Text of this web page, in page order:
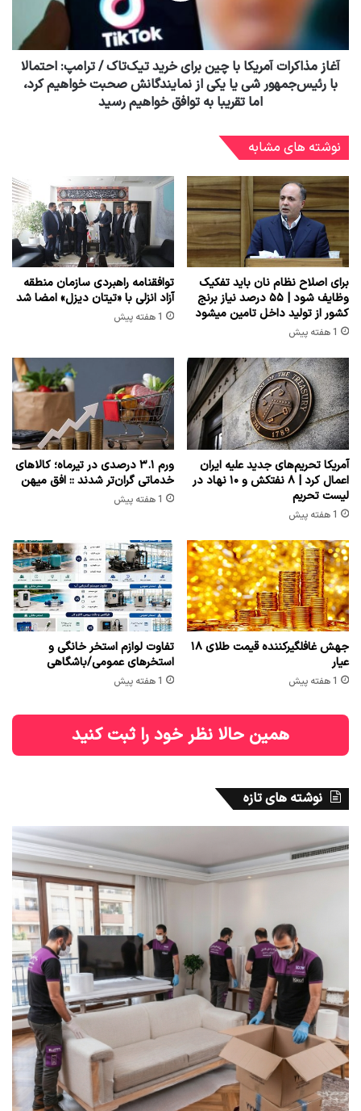
آغاز مذاکرات آمریکا با چین برای خرید تیک‌تاک / ترامپ: احتمالا
با رئیس‌جمهور شی یا یکی از نمایندگانش صحبت خواهیم کرد،
اما تقریبا به توافق خواهیم رسید
نوشته های مشابه
برای اصلاح نظام نان باید تفکیک
وظایف شود | ۵۵ درصد نیاز برنج
کشور از تولید داخل تامین میشود
1 هفته پیش
توافقنامه راهبردی سازمان منطقه
آزاد انزلی با «تیتان دیزل» امضا شد
1 هفته پیش
آمریکا تحریم‌های جدید علیه ایران
اعمال کرد | ۸ نفتکش و ۱۰ نهاد در
لیست تحریم
1 هفته پیش
ورم ۳.۱ درصدی در تیرماه؛ کالاهای
خدماتی گران‌تر شدند :: افق میهن
1 هفته پیش
جهش غافلگیرکننده قیمت طلای ۱۸
عیار
1 هفته پیش
تفاوت لوازم استخر خانگی و
استخرهای عمومی/باشگاهی
1 هفته پیش
همین حالا نظر خود را ثبت کنید
نوشته های تازه